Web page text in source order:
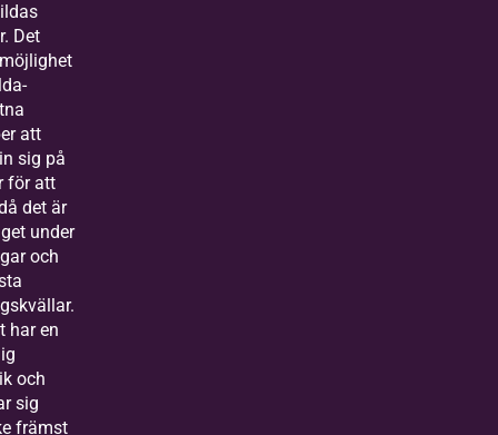
Det
att
sig på
för att
det är
under
och
har en
och
sig
främst